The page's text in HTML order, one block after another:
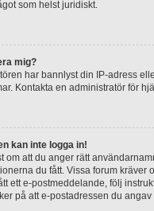
som helst juridiskt.
mig?
har bannlyst din IP-adress
Kontakta en administratör för
kan inte logga in!
om att du anger rätt
du fått. Vissa forum
ett e-postmeddelande, följ
på att e-postadressen du